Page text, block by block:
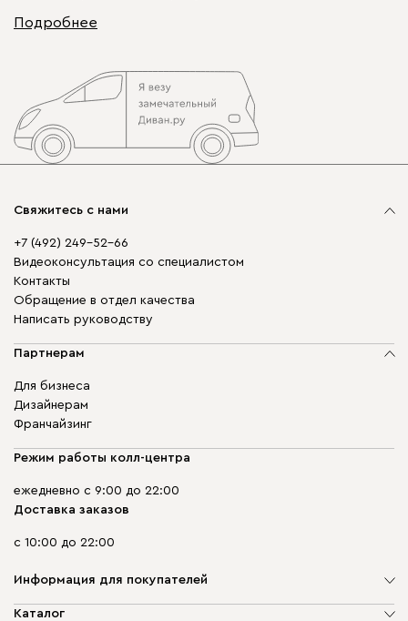
Подробнее
Свяжитесь с нами
+7 (492) 249-52-66
Видеоконсультация со специалистом
Контакты
Обращение в отдел качества
Написать руководству
Партнерам
Для бизнеса
Дизайнерам
Франчайзинг
Режим работы колл-центра
ежедневно с 9:00 до 22:00
Доставка заказов
с 10:00 до 22:00
Информация для покупателей
О компании
Каталог